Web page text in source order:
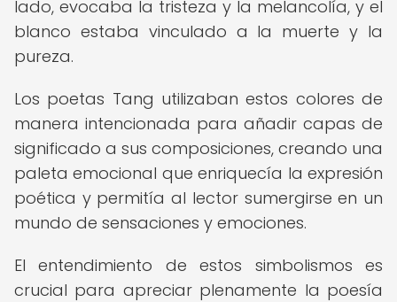
lado, evocaba la tristeza y la melancolía, y el
blanco estaba vinculado a la muerte y la
pureza.
Los poetas Tang utilizaban estos colores de
manera intencionada para añadir capas de
significado a sus composiciones, creando una
paleta emocional que enriquecía la expresión
poética y permitía al lector sumergirse en un
mundo de sensaciones y emociones.
El entendimiento de estos simbolismos es
crucial para apreciar plenamente la poesía